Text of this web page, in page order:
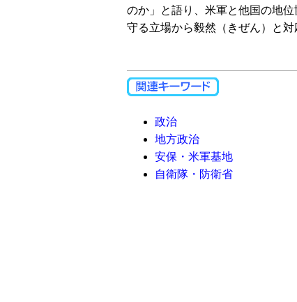
のか」と語り、米軍と他国の地
守る立場から毅然（きぜん）と対
政治
地方政治
安保・米軍基地
自衛隊・防衛省